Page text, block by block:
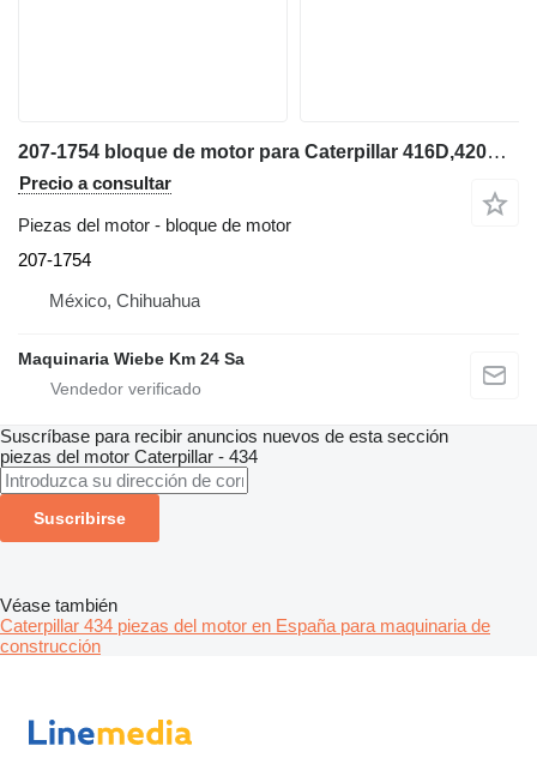
207-1754 bloque de motor para Caterpillar 416D,420D retroexcavadora
Precio a consultar
Piezas del motor - bloque de motor
207-1754
México, Chihuahua
Maquinaria Wiebe Km 24 Sa
Suscríbase para recibir anuncios nuevos de esta sección
piezas del motor Caterpillar - 434
Suscribirse
Véase también
Caterpillar 434 piezas del motor en España para maquinaria de
construcción